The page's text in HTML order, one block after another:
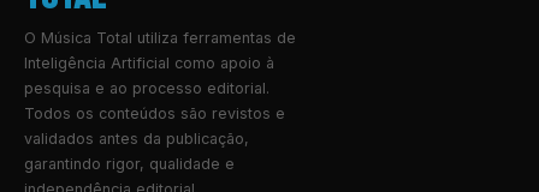
O Música Total utiliza ferramentas de
Inteligência Artificial como apoio à
pesquisa e ao processo editorial.
Todos os conteúdos são revistos e
validados antes da publicação,
garantindo rigor, qualidade e